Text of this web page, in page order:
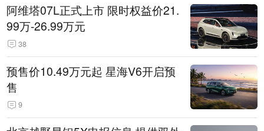
阿维塔07L正式上市 限时权益价21.
99万-26.99万元
38
预售价10.49万元起 星海V6开启预
售
9